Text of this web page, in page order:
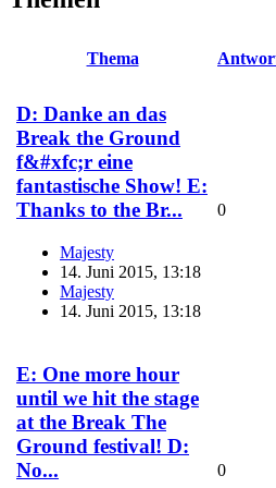
Thema
D: Danke an das
Break the Ground
f&#xfc;r eine
fantastische Show! E:
Thanks to the Br...
Majesty
14. Juni 2015, 13:18
Majesty
14. Juni 2015, 13:18
0
E: One more hour
until we hit the stage
at the Break The
Ground festival! D:
No...
0